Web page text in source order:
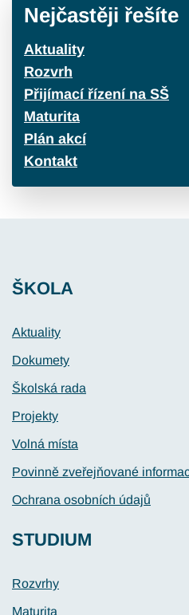
Nejčastěji řešíte
Aktuality
Rozvrh
Přijímací řízení na SŠ
Maturita
Plán akcí
Kontakt
ŠKOLA
Aktuality
Dokumety
Školská rada
Projekty
Volná místa
Povinně zveřejňované
Ochrana osobních údajů
STUDIUM
Rozvrhy
Maturita